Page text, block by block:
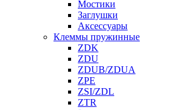
Мостики
Заглушки
Аксессуары
Клеммы пружинные
ZDK
ZDU
ZDUB/ZDUA
ZPE
ZSI/ZDL
ZTR